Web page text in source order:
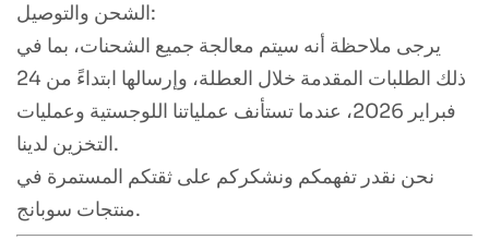
الشحن والتوصيل:
يرجى ملاحظة أنه سيتم معالجة جميع الشحنات، بما في
ذلك الطلبات المقدمة خلال العطلة، وإرسالها ابتداءً من 24
فبراير 2026، عندما تستأنف عملياتنا اللوجستية وعمليات
التخزين لدينا.
نحن نقدر تفهمكم ونشكركم على ثقتكم المستمرة في
منتجات سوبانج.